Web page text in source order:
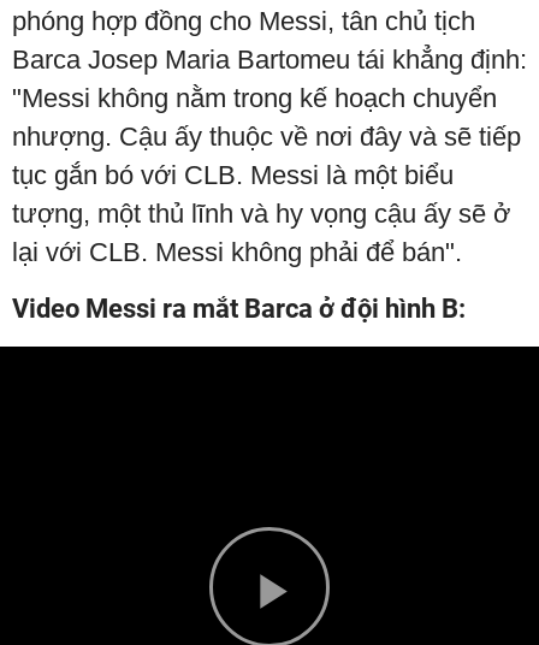
phóng hợp đồng cho Messi, tân chủ tịch
Barca Josep Maria Bartomeu tái khẳng định:
"Messi không nằm trong kế hoạch chuyển
nhượng. Cậu ấy thuộc về nơi đây và sẽ tiếp
tục gắn bó với CLB. Messi là một biểu
tượng, một thủ lĩnh và hy vọng cậu ấy sẽ ở
lại với CLB. Messi không phải để bán".
Video Messi ra mắt Barca ở đội hình B: